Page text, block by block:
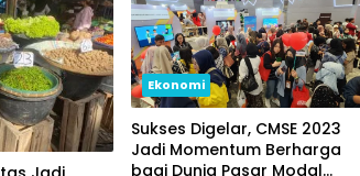
Ekonomi
Sukses Digelar, CMSE 2023
Jadi Momentum Berharga
bagi Dunia Pasar Modal